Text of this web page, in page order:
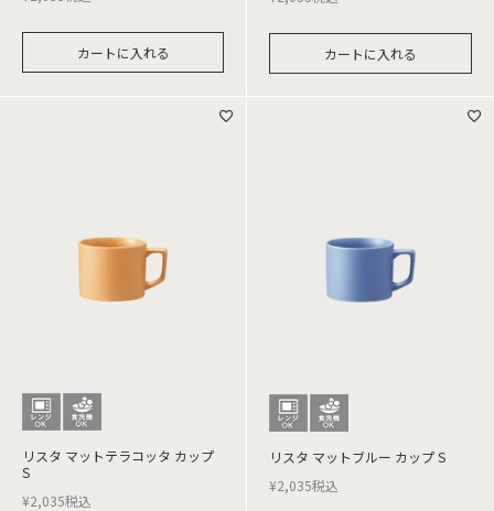
カートに入れる カートに入れる
リスタ マットテラコッタ カップ
S
¥2,035税込
リスタ マットブルー カップ S
¥2,035税込